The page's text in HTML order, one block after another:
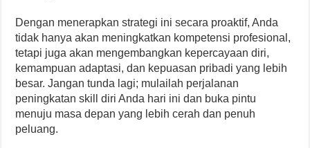
Dengan menerapkan strategi ini secara proaktif, Anda
tidak hanya akan meningkatkan kompetensi profesional,
tetapi juga akan mengembangkan kepercayaan diri,
kemampuan adaptasi, dan kepuasan pribadi yang lebih
besar. Jangan tunda lagi; mulailah perjalanan
peningkatan skill diri Anda hari ini dan buka pintu
menuju masa depan yang lebih cerah dan penuh
peluang.